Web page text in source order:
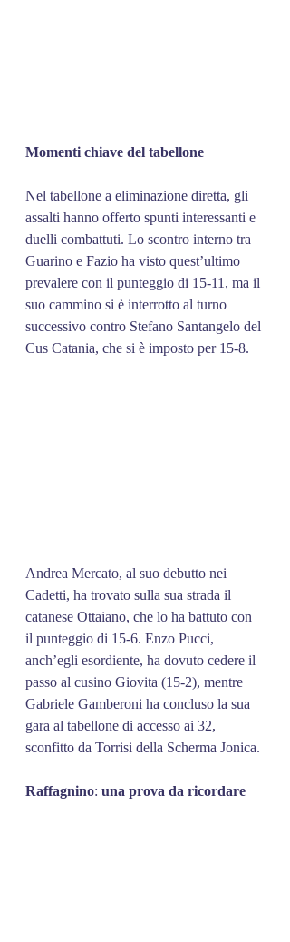
Momenti chiave del tabellone
Nel tabellone a eliminazione diretta, gli
assalti hanno offerto spunti interessanti e
duelli combattuti. Lo scontro interno tra
Guarino e Fazio ha visto quest’ultimo
prevalere con il punteggio di 15-11, ma il
suo cammino si è interrotto al turno
successivo contro Stefano Santangelo del
Cus Catania, che si è imposto per 15-8.
Andrea Mercato, al suo debutto nei
Cadetti, ha trovato sulla sua strada il
catanese Ottaiano, che lo ha battuto con
il punteggio di 15-6. Enzo Pucci,
anch’egli esordiente, ha dovuto cedere il
passo al cusino Giovita (15-2), mentre
Gabriele Gamberoni ha concluso la sua
gara al tabellone di accesso ai 32,
sconfitto da Torrisi della Scherma Jonica.
Raffagnino: una prova da ricordare